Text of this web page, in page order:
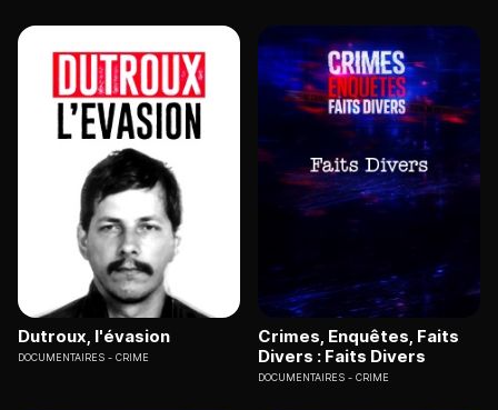
Dutroux, l'évasion
DOCUMENTAIRES CRIME
Crimes, Enquêtes, Faits
Divers : Faits Divers
DOCUMENTAIRES CRIME